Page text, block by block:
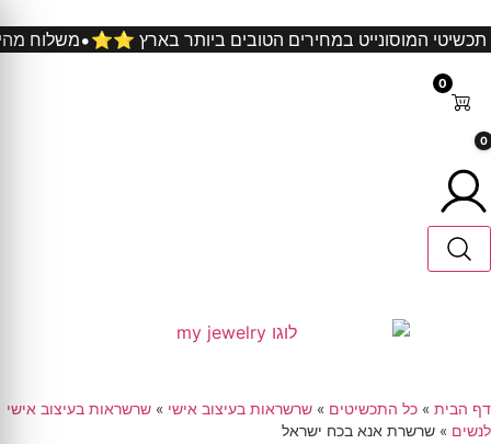
⭐️⭐️ כל תכשיטי המוסונייט במחירים הטובים ביותר בארץ
0
0
דף הבית » כל התכשיטים » שרשראות בעיצוב אישי » שרשראות בעיצוב אישי
לנשים » שרשרת אנא בכח ישראל